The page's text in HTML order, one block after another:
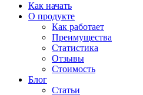
Как начать
О продукте
Как работает
Преимущества
Статистика
Отзывы
Стоимость
Блог
Статьи